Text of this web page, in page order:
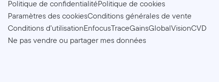
Politique de confidentialitéPolitique de cookies
Paramètres des cookiesConditions générales de vente
Conditions d’utilisationEnfocusTraceGainsGlobalVisionCVD
Ne pas vendre ou partager mes données